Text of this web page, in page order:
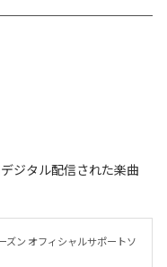
デジタル配信された楽曲
ズン オフィシャルサポートソ